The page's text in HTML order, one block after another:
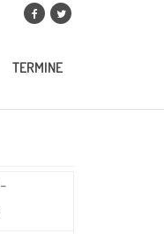
TERMINE
–